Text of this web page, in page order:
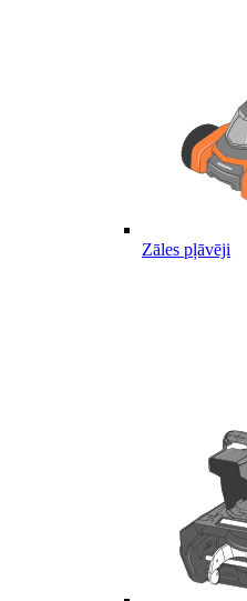
Zāles pļāvēji